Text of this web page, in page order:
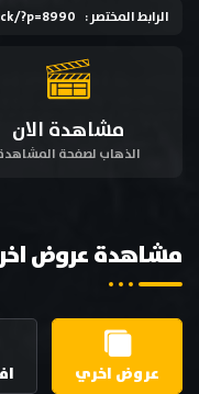
الرابط المختصر : ?p=8990
مشاهدة الان
الذهاب لصفحة
مشاهدة عروض
عروض اخري